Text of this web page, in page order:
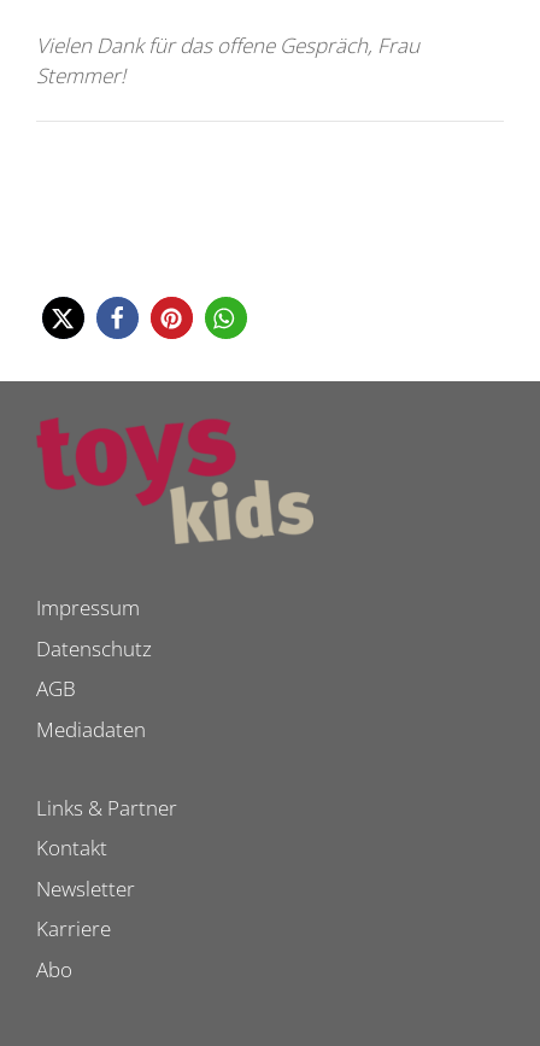
Vielen Dank für das offene Gespräch, Frau
Stemmer!
Impressum
Datenschutz
AGB
Mediadaten
Links & Partner
Kontakt
Newsletter
Karriere
Abo